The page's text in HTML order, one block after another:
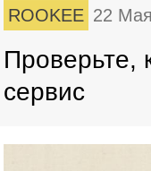
ROOKEE 22
Проверьте,
сервис